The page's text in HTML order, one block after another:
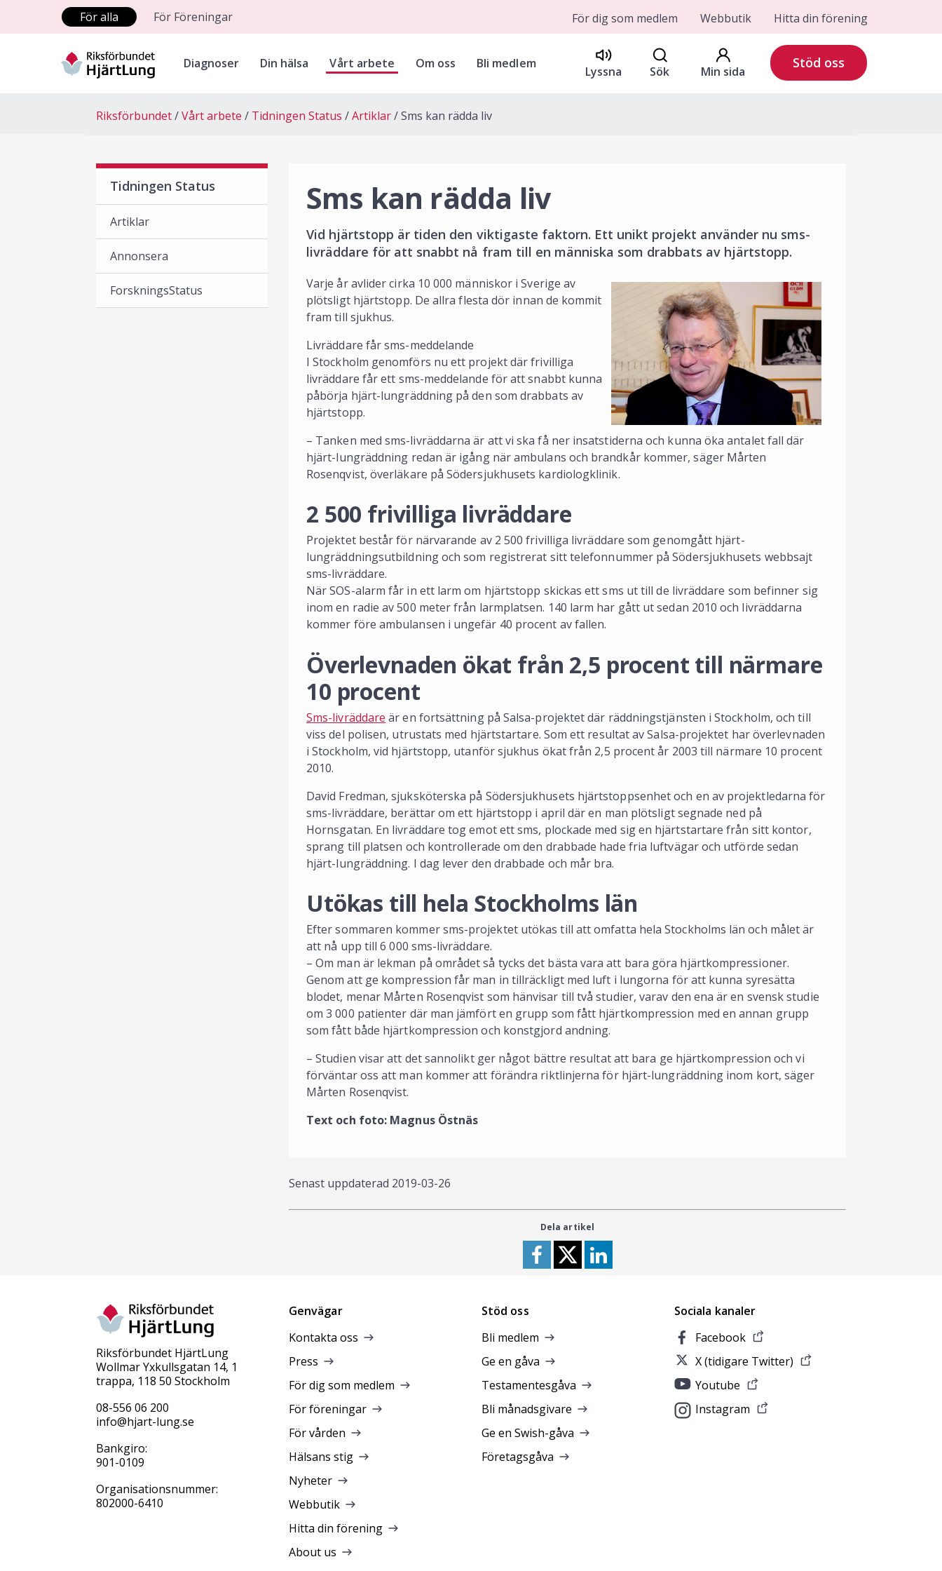
För alla För Föreningar För dig som medlem Webbutik Hitta din förening
Diagnoser Din hälsa Vårt arbete Om oss Bli medlem
Lyssna Sök Min sida
Stöd oss
Riksförbundet Vårt arbete Tidningen Status Artiklar Sms kan rädda liv
Tidningen Status
Artiklar
Annonsera
ForskningsStatus
Sms kan rädda liv
Vid hjärtstopp är tiden den viktigaste faktorn. Ett unikt projekt använder nu sms-
livräddare för att snabbt nå fram till en människa som drabbats av hjärtstopp.
Varje år avlider cirka 10 000 människor i Sverige av
plötsligt hjärtstopp. De allra flesta dör innan de kommit
fram till sjukhus.
Livräddare får sms-meddelande
I Stockholm genomförs nu ett projekt där frivilliga
livräddare får ett sms-meddelande för att snabbt kunna
påbörja hjärt-lungräddning på den som drabbats av
hjärtstopp.
– Tanken med sms-livräddarna är att vi ska få ner insatstiderna och kunna öka antalet fall där
hjärt-lungräddning redan är igång när ambulans och brandkår kommer, säger Mårten
Rosenqvist, överläkare på Södersjukhusets kardiologklinik.
2 500 frivilliga livräddare
Projektet består för närvarande av 2 500 frivilliga livräddare som genomgått hjärt-
lungräddningsutbildning och som registrerat sitt telefonnummer på Södersjukhusets webbsajt
sms-livräddare.
När SOS-alarm får in ett larm om hjärtstopp skickas ett sms ut till de livräddare som befinner sig
inom en radie av 500 meter från larmplatsen. 140 larm har gått ut sedan 2010 och livräddarna
kommer före ambulansen i ungefär 40 procent av fallen.
Överlevnaden ökat från 2,5 procent till närmare
10 procent
Sms-livräddare är en fortsättning på Salsa-projektet där räddningstjänsten i Stockholm, och till
viss del polisen, utrustats med hjärtstartare. Som ett resultat av Salsa-projektet har överlevnaden
i Stockholm, vid hjärtstopp, utanför sjukhus ökat från 2,5 procent år 2003 till närmare 10 procent
2010.
David Fredman, sjuksköterska på Södersjukhusets hjärtstoppsenhet och en av projektledarna för
sms-livräddare, berättar om ett hjärtstopp i april där en man plötsligt segnade ned på
Hornsgatan. En livräddare tog emot ett sms, plockade med sig en hjärtstartare från sitt kontor,
sprang till platsen och kontrollerade om den drabbade hade fria luftvägar och utförde sedan
hjärt-lungräddning. I dag lever den drabbade och mår bra.
Utökas till hela Stockholms län
Efter sommaren kommer sms-projektet utökas till att omfatta hela Stockholms län och målet är
att nå upp till 6 000 sms-livräddare.
– Om man är lekman på området så tycks det bästa vara att bara göra hjärtkompressioner.
Genom att ge kompression får man in tillräckligt med luft i lungorna för att kunna syresätta
blodet, menar Mårten Rosenqvist som hänvisar till två studier, varav den ena är en svensk studie
om 3 000 patienter där man jämfört en grupp som fått hjärtkompression med en annan grupp
som fått både hjärtkompression och konstgjord andning.
– Studien visar att det sannolikt ger något bättre resultat att bara ge hjärtkompression och vi
förväntar oss att man kommer att förändra riktlinjerna för hjärt-lungräddning inom kort, säger
Mårten Rosenqvist.
Text och foto: Magnus Östnäs
Senast uppdaterad 2019-03-26
Dela artikel
Riksförbundet HjärtLung
Wollmar Yxkullsgatan 14, 1
trappa, 118 50 Stockholm
08-556 06 200
info@hjart-lung.se
Bankgiro:
901-0109
Organisationsnummer:
802000-6410
Genvägar
Kontakta oss
Press
För dig som medlem
För föreningar
För vården
Hälsans stig
Nyheter
Webbutik
Hitta din förening
About us
Stöd oss
Bli medlem
Ge en gåva
Testamentesgåva
Bli månadsgivare
Ge en Swish-gåva
Företagsgåva
Sociala kanaler
Facebook
X (tidigare Twitter)
Youtube
Instagram